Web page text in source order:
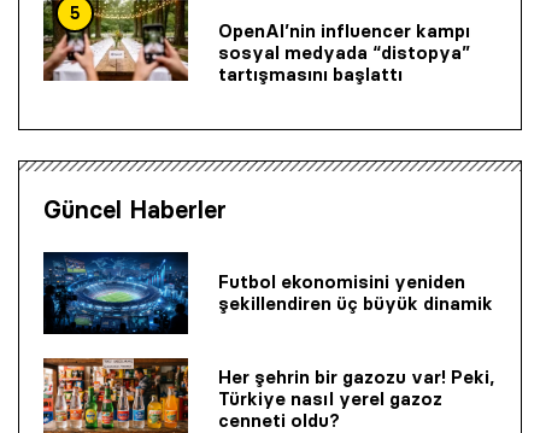
5
OpenAI’nin influencer kampı
sosyal medyada “distopya”
tartışmasını başlattı
Güncel Haberler
Futbol ekonomisini yeniden
şekillendiren üç büyük dinamik
Her şehrin bir gazozu var! Peki,
Türkiye nasıl yerel gazoz
cenneti oldu?